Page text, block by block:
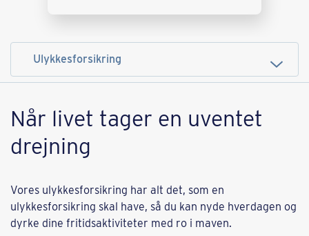
Når livet tager en uventet
drejning
Vores ulykkesforsikring har alt det, som en
ulykkesforsikring skal have, så du kan nyde hverdagen og
dyrke dine fritidsaktiviteter med ro i maven.